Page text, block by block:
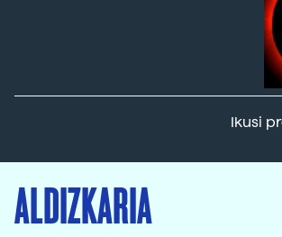
Ikusi
ALDIZKARIA